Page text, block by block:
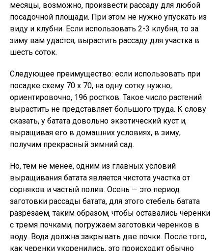
месяцы, возможно, произвести рассаду для любой
посадочной площади. При этом не нужно упускать из
виду и клубни. Если использовать 2-3 клубня, то за
зиму вам удастся, вырастить рассаду для участка в
шесть соток.
Следующее преимущество: если использовать при
посадке схему 70 х 70, на одну сотку нужно,
ориентировочно, 196 ростков. Такое число растений
вырастить не представляет большого труда. К слову
сказать, у батата довольно экзотический куст и,
выращивая его в домашних условиях, в зиму,
получим прекрасный зимний сад.
Но, тем не менее, одним из главных условий
выращивания батата является чистота участка от
сорняков и частый полив. Осень — это период
заготовки рассады батата, для этого стебель батата
разрезаем, таким образом, чтобы оставались черенки
с тремя почками, погружаем заготовки черенков в
воду. Вода должна закрывать две почки. После того,
как черенки укоренились, это происходит обычно